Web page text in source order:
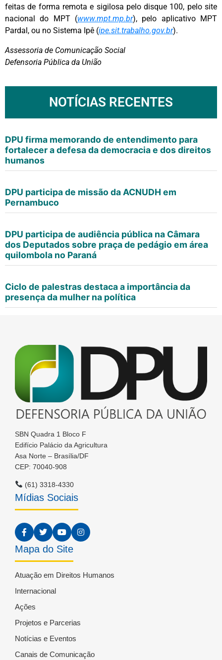
feitas de forma remota e sigilosa pelo disque 100, pelo site
nacional do MPT (www.mpt.mp.br), pelo aplicativo MPT
Pardal, ou no Sistema Ipê (ipe.sit.trabalho.gov.br).
Assessoria de Comunicação Social
Defensoria Pública da União
NOTÍCIAS RECENTES
DPU firma memorando de entendimento para
fortalecer a defesa da democracia e dos direitos
humanos
DPU participa de missão da ACNUDH em
Pernambuco
DPU participa de audiência pública na Câmara
dos Deputados sobre praça de pedágio em área
quilombola no Paraná
Ciclo de palestras destaca a importância da
presença da mulher na política
SBN Quadra 1 Bloco F
Edifício Palácio da Agricultura
Asa Norte – Brasília/DF
CEP: 70040-908
(61) 3318-4330
Mídias Sociais
Mapa do Site
Atuação em Direitos Humanos
Internacional
Ações
Projetos e Parcerias
Notícias e Eventos
Canais de Comunicação